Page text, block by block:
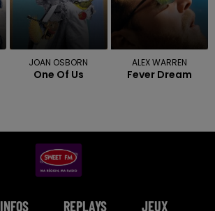
JOAN OSBORN
One Of Us
ALEX WARREN
Fever Dream
INFOS REPLAYS JEUX